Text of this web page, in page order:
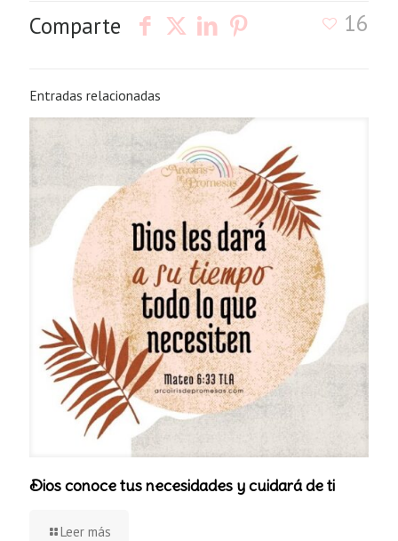
Comparte 16
Entradas relacionadas
Dios conoce tus necesidades y cuidará de ti
Leer más